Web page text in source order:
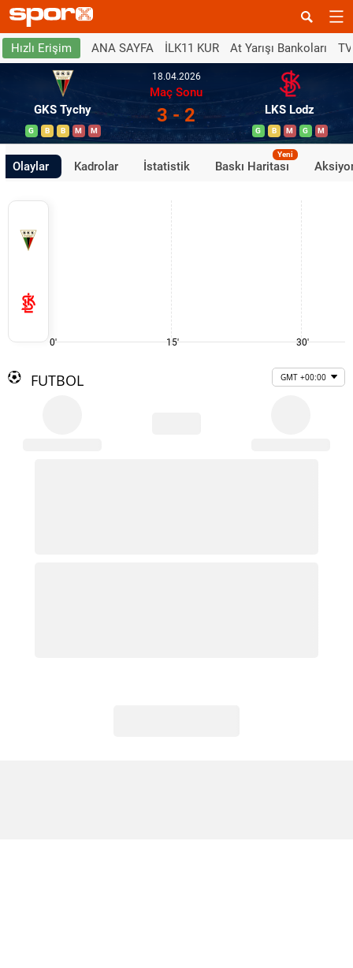
Hızlı Erişim ANA SAYFA İLK11 KUR At Yarışı Bankoları
GKS Tychy
G B B M M
18.04.2026
Maç Sonu
3 - 2 LKS Lodz
G B M G M
Olaylar Kadrolar İstatistik Baskı Haritası
Yeni
0' 15' 30'
FUTBOL GMT +00:00